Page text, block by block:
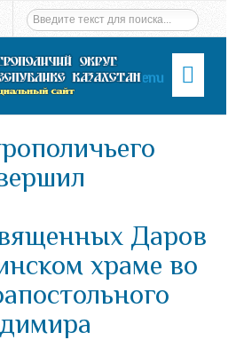
Menu
Даров
храме во